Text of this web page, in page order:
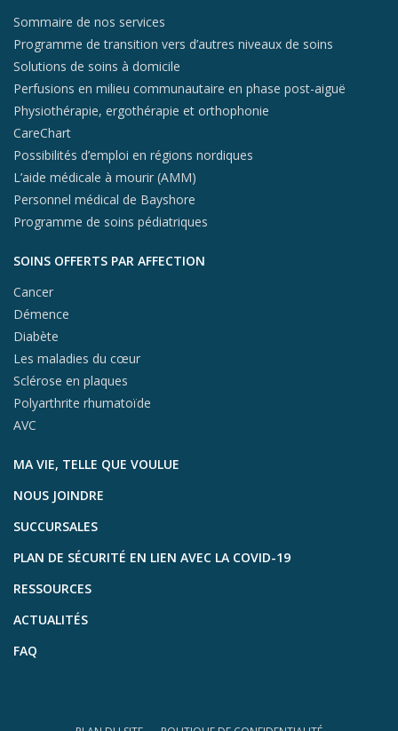
Sommaire de nos services
Programme de transition vers d’autres niveaux de soins
Solutions de soins à domicile
Perfusions en milieu communautaire en phase post-aiguë
Physiothérapie, ergothérapie et orthophonie
CareChart
Possibilités d’emploi en régions nordiques
L’aide médicale à mourir (AMM)
Personnel médical de Bayshore
Programme de soins pédiatriques
SOINS OFFERTS PAR AFFECTION
Cancer
Démence
Diabète
Les maladies du cœur
Sclérose en plaques
Polyarthrite rhumatoïde
AVC
MA VIE, TELLE QUE VOULUE
NOUS JOINDRE
SUCCURSALES
PLAN DE SÉCURITÉ EN LIEN AVEC LA COVID-19
RESSOURCES
ACTUALITÉS
FAQ